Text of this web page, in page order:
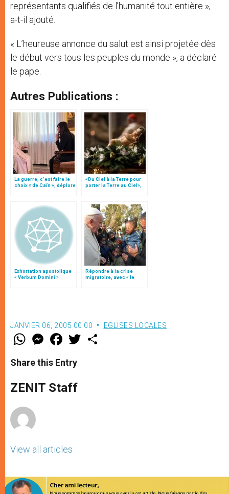
représentants qualifiés de l’humanité tout entière »,
a-t-il ajouté.
« L’heureuse annonce du salut est ainsi projetée dès
le début vers tous les peuples du monde », a déclaré
le pape.
Autres Publications :
La guerre, c’est faire le
choix « de Caïn », déplore
«Du Ciel à la Terre pour
porter la Terre au Ciel»,
Exhortation apostolique
« Verbum Domini »
Répondre à la crise
migratoire, avec « le
JANVIER 06, 2005 00:00 EGLISES LOCALES
W
t
s
p
p
M
e
s
e
g
e
F
a
e
b
o
k
w
Share this Entry
ZENIT Staff
View all articles